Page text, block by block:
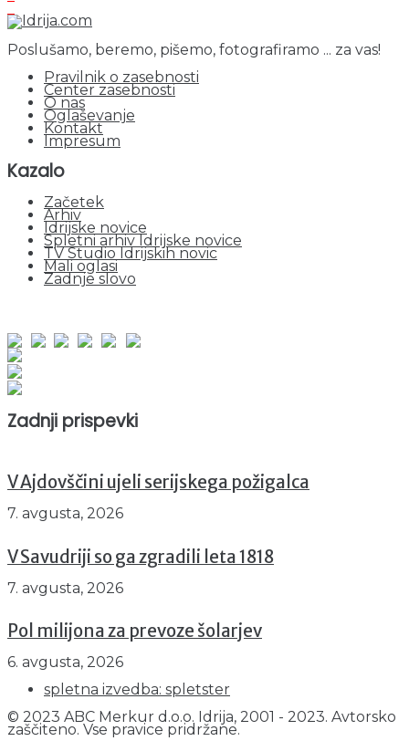
Poslušamo, beremo, pišemo, fotografiramo ... za vas!
Pravilnik o zasebnosti
Center zasebnosti
O nas
Oglaševanje
Kontakt
Impresum
Kazalo
Začetek
Arhiv
Idrijske novice
Spletni arhiv Idrijske novice
TV Studio Idrijskih novic
Mali oglasi
Zadnje slovo
Zadnji prispevki
V Ajdovščini ujeli serijskega požigalca
7. avgusta, 2026
V Savudriji so ga zgradili leta 1818
7. avgusta, 2026
Pol milijona za prevoze šolarjev
6. avgusta, 2026
spletna izvedba: spletster
© 2023 ABC Merkur d.o.o. Idrija, 2001 - 2023. Avtorsko
zaščiteno. Vse pravice pridržane.